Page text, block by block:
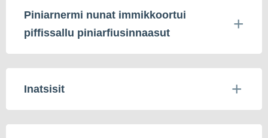
Piniarnermi nunat immikkoortui
piffissallu piniarfiusinnaasut
Inatsisit